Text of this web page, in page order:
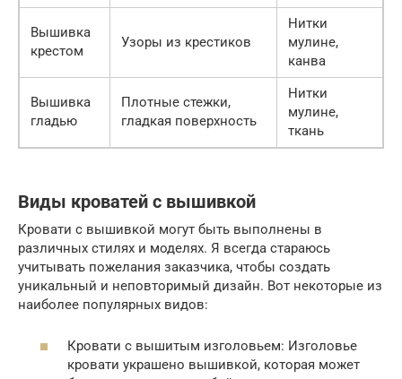
Вышивка
крестом
Узоры из крестиков
Нитки
мулине,
канва
Вышивка
гладью
Плотные стежки,
гладкая поверхность
Нитки
мулине,
ткань
Виды кроватей с вышивкой
Кровати с вышивкой могут быть выполнены в
различных стилях и моделях. Я всегда стараюсь
учитывать пожелания заказчика, чтобы создать
уникальный и неповторимый дизайн. Вот некоторые из
наиболее популярных видов:
Кровати с вышитым изголовьем: Изголовье
кровати украшено вышивкой, которая может